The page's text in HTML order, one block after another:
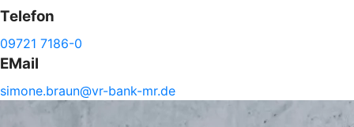
Telefon
09721 7186-0
EMail
simone.braun@vr-bank-mr.de